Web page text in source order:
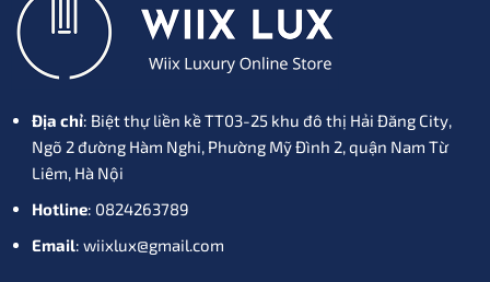
Địa chỉ: Biệt thự liền kề TT03-25 khu đô thị Hải Đăng City,
Ngõ 2 đường Hàm Nghi, Phường Mỹ Đình 2, quận Nam Từ
Liêm, Hà Nội
Hotline: 0824263789
Email: wiixlux@gmail.com